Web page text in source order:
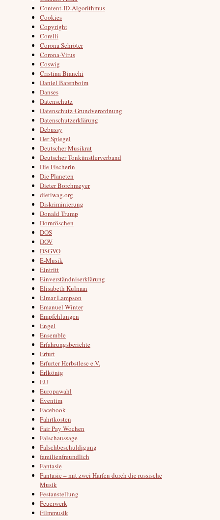
Content-ID-Algorithmus
Cookies
Copyright
Corelli
Corona Schröter
Corona-Virus
Coswig
Cristina Bianchi
Daniel Barenboim
Danses
Datenschutz
Datenschutz-Grundverordnung
Datenschutzerklärung
Debussy
Der Spiegel
Deutscher Musikrat
Deutscher Tonkünstlerverband
Die Fischerin
Die Planeten
Dieter Borchmeyer
dietiwag.org
Diskriminierung
Donald Trump
Dornröschen
DOS
DOV
DSGVO
E-Musik
Eintritt
Einverständniserklärung
Elisabeth Kulman
Elmar Lampson
Emanuel Winter
Empfehlungen
Engel
Ensemble
Erfahrungsberichte
Erfurt
Erfurter Herbstlese e.V.
Erlkönig
EU
Europawahl
Eventim
Facebook
Fahrtkosten
Fair Pay Wochen
Falschaussage
Falschbeschuldigung
familienfreundlich
Fantasie
Fantasie – mit zwei Harfen durch die russische
Musik
Festanstellung
Feuerwerk
Filmmusik